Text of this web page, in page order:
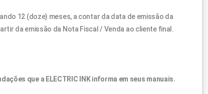
12 (doze) meses, a contar da data de emissão da
da emissão da Nota Fiscal / Venda ao cliente final.
que a ELECTRIC INK informa em seus manuais.